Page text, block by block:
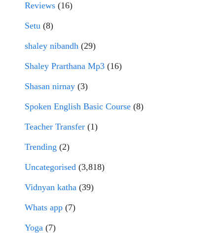
Reviews (16)
Setu (8)
shaley nibandh (29)
Shaley Prarthana Mp3 (16)
Shasan nirnay (3)
Spoken English Basic Course (8)
Teacher Transfer (1)
Trending (2)
Uncategorised (3,818)
Vidnyan katha (39)
Whats app (7)
Yoga (7)